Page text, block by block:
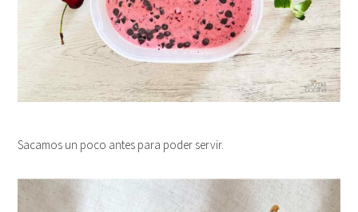
Sacamos un poco antes para poder servir.